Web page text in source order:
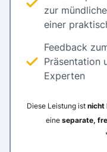
zur
einer
Feedback
Präsentation
Experten
Diese Leistung ist nicht
eine separate,